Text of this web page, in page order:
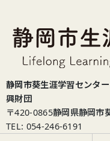
静岡市葵生涯学習センタ
興財団
〒420-0865静岡県静岡市
TEL: 054-246-6191